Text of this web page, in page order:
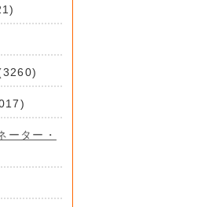
ーター・